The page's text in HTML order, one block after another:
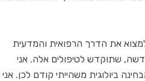
כשהתקרב אף הוא לגיל 60. "הייתי נחוש למצוא את הדרך הרפואית והמדעית
שתוקדש לטיפולים אלה. אני
ביולוגית משהייתי קודם לכן. אני